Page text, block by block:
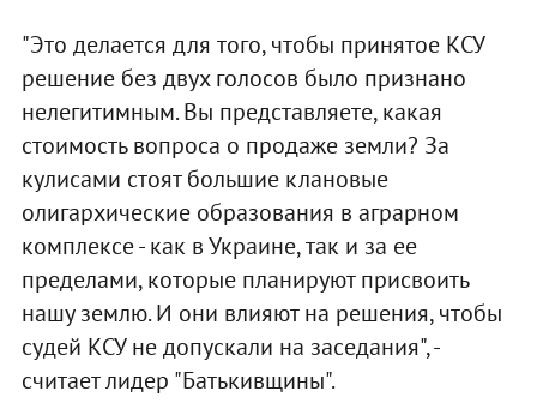
"Это делается для того, чтобы принятое КСУ
решение без двух голосов было признано
нелегитимным. Вы представляете, какая
стоимость вопроса о продаже земли? За
кулисами стоят большие клановые
олигархические образования в аграрном
комплексе - как в Украине, так и за ее
пределами, которые планируют присвоить
нашу землю. И они влияют на решения, чтобы
судей КСУ не допускали на заседания", -
считает лидер "Батькивщины".